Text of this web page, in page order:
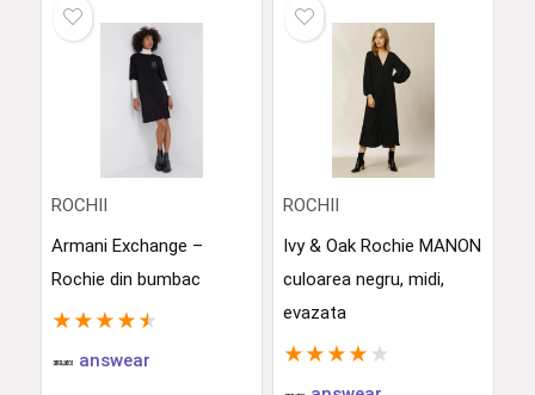
ROCHII
Armani Exchange –
Rochie din bumbac
★ ★ ★ ★ ★
answear
ROCHII
Ivy & Oak Rochie MANON
culoarea negru, midi,
evazata
★ ★ ★ ★ ★